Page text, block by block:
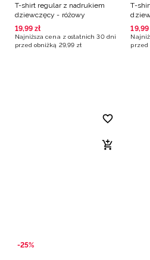
T-shirt regular z nadrukiem
dziewczęcy - różowy
19,99 zł
Najniższa cena z ostatnich 30 dni
przed obniżką 29,99 zł
T-
19,99
przed
-25%